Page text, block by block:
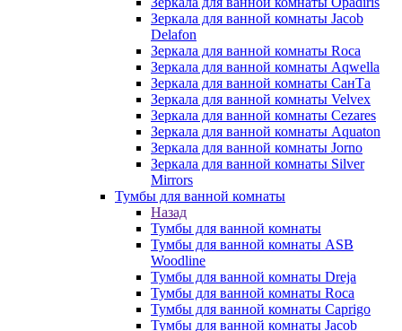
Зеркала для ванной комнаты Jacob
Delafon
Зеркала для ванной комнаты Roca
Зеркала для ванной комнаты Aqwella
Зеркала для ванной комнаты СанТа
Зеркала для ванной комнаты Velvex
Зеркала для ванной комнаты Cezares
Зеркала для ванной комнаты Aquaton
Зеркала для ванной комнаты Jorno
Зеркала для ванной комнаты Silver
Mirrors
Тумбы для ванной комнаты
Назад
Тумбы для ванной комнаты
Тумбы для ванной комнаты ASB
Woodline
Тумбы для ванной комнаты Dreja
Тумбы для ванной комнаты Roca
Тумбы для ванной комнаты Caprigo
Тумбы для ванной комнаты Jacob